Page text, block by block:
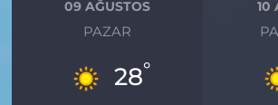
09 AĞUSTOS
PAZAR
28°
10